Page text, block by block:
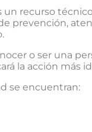
recurso
prevención,
o ser una
la acción más
se encuentran: